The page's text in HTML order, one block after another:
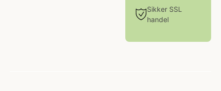
Sikker SSL
handel